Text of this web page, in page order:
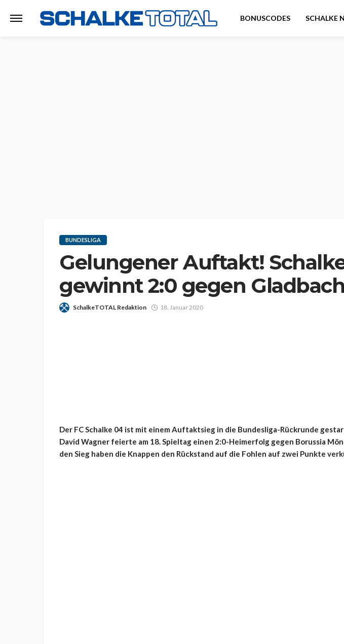
BONUSCODES SCHALKE
BUNDESLIGA
Gelungener Auftakt!
gewinnt 2:0 gegen Gladbach
SchalkeTOTAL Redaktion 18. Januar 2020
Der FC Schalke 04 ist mit einem Auftaktsieg in die Bundesliga-Rückrunde
David Wagner feierte am 18. Spieltag einen 2:0-Heimerfolg gegen Borussia
den Sieg haben die Knappen den Rückstand auf die Fohlen auf zwei Punkte